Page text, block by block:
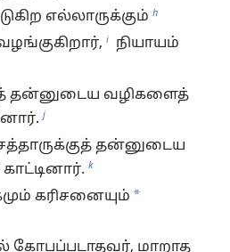
எல்லாருக்கும் h
i
நியாயம்
தன்னுடைய வழிகளைத்
j
தன்னுடைய
k
கரிசனையும் *
கோபப்படாதவர், மாறாத